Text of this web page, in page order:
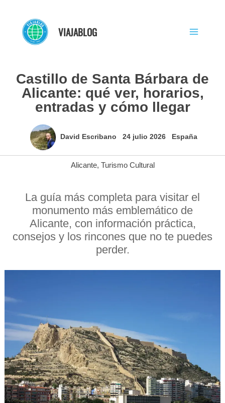
contenido
VIAJABLOG
Castillo de Santa Bárbara de
Alicante: qué ver, horarios,
entradas y cómo llegar
David Escribano 24 julio 2026 España
Alicante, Turismo Cultural
La guía más completa para visitar el
monumento más emblemático de
Alicante, con información práctica,
consejos y los rincones que no te puedes
perder.